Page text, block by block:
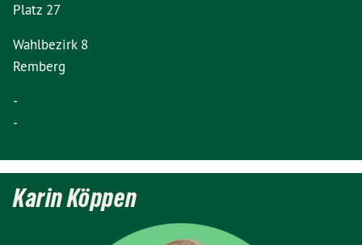
Platz 27
Wahlbezirk 8
Remberg
-
-
Karin Köppen